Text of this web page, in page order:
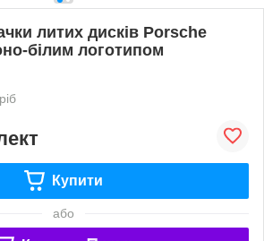
литих дисків Porsche
білим логотипом
Купити
або